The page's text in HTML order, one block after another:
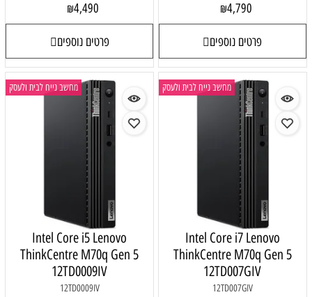
₪4,790
פרטים נוספים
₪4,490
פרטים נוספים
מחשב נייח לבית ולעסק
Intel Core i7 Lenovo
ThinkCentre M70q Gen 5
12TD007GIV
12TD007GIV
מחשב נייח לבית ולעסק
Intel Core i5 Lenovo
ThinkCentre M70q Gen 5
12TD0009IV
12TD0009IV